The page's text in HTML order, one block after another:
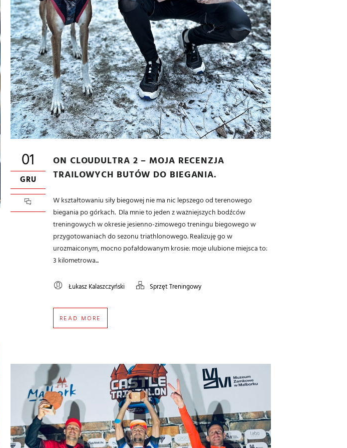
01
GRU
ON CLOUDULTRA 2 – MOJA RECENZJA
TRAILOWYCH BUTÓW DO BIEGANIA.
W kształtowaniu siły biegowej nie ma nic lepszego od terenowego
biegania po górkach. Dla mnie to jeden z ważniejszych bodźców
treningowych w okresie jesienno-zimowego treningu biegowego w
przygotowaniach do sezonu triathlonowego. Realizuję go w
urozmaiconym, mocno pofałdowanym krosie: moje ulubione miejsca to:
3 kilometrowa...
Łukasz Kalaszczyński Sprzęt Treningowy
READ MORE